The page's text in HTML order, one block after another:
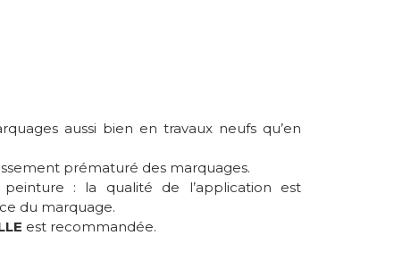
aussi bien en travaux neufs qu’en
prématuré des marquages.
: la qualité de l’application est
du marquage.
est recommandée.